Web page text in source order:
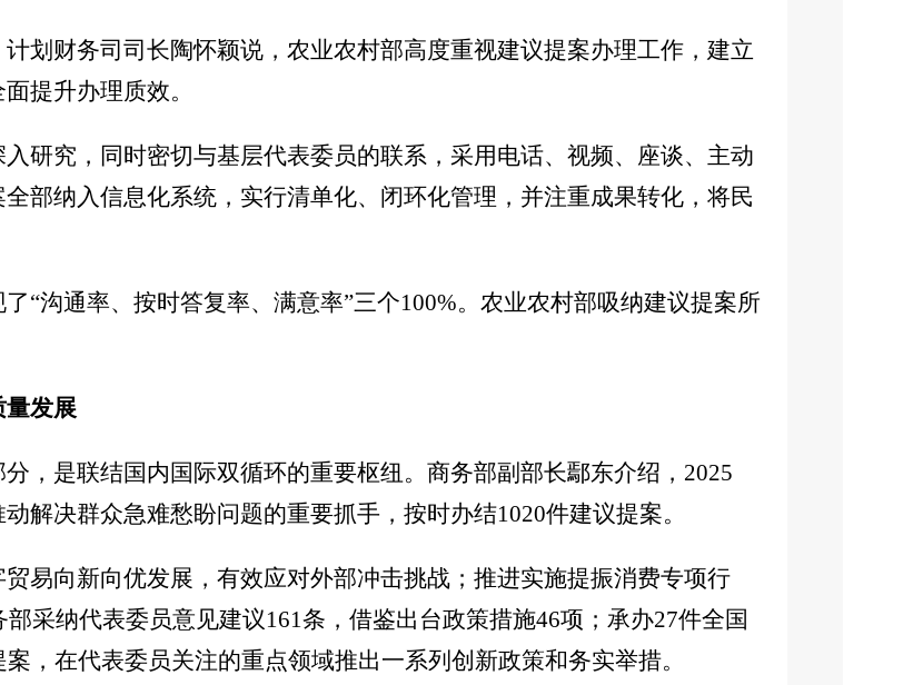
划财务司司长陶怀颖说，农业农村部高度重视建议提案办理工作，建立
提升办理质效。
研究，同时密切与基层代表委员的联系，采用电话、视频、座谈、主动
部纳入信息化系统，实行清单化、闭环化管理，并注重成果转化，将民
“沟通率、按时答复率、满意率”三个100%。农业农村部吸纳建议提案所
量发展
，是联结国内国际双循环的重要枢纽。商务部副部长鄢东介绍，2025
解决群众急难愁盼问题的重要抓手，按时办结1020件建议提案。
易向新向优发展，有效应对外部冲击挑战；推进实施提振消费专项行
采纳代表委员意见建议161条，借鉴出台政策措施46项；承办27件全国
，在代表委员关注的重点领域推出一系列创新政策和务实举措。